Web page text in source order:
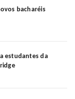
bacharéis
estudantes da